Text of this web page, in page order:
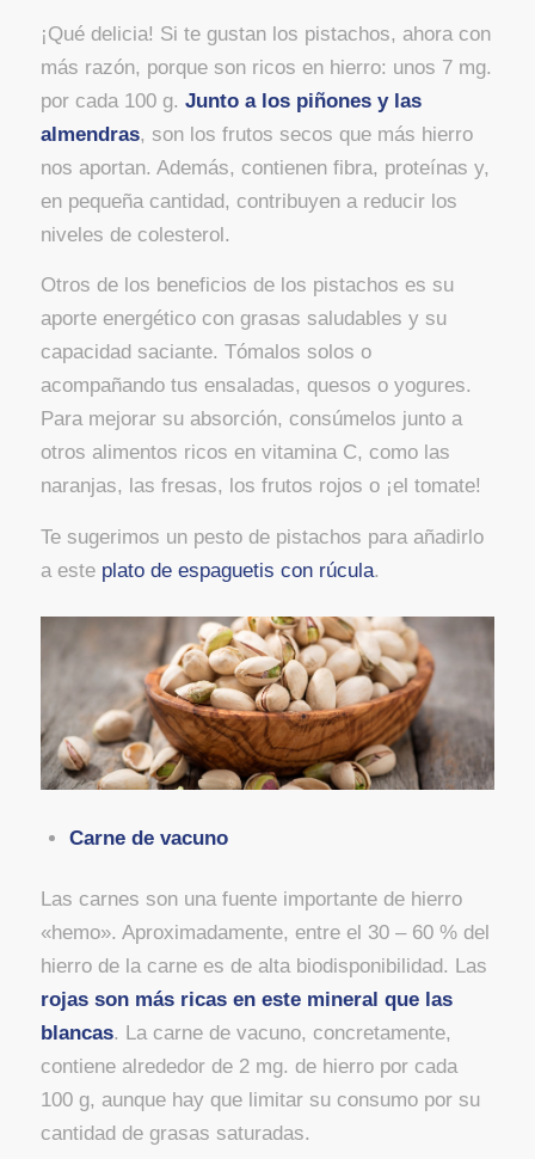
¡Qué delicia! Si te gustan los pistachos, ahora con
más razón, porque son ricos en hierro: unos 7 mg.
por cada 100 g. Junto a los piñones y las
almendras, son los frutos secos que más hierro
nos aportan. Además, contienen fibra, proteínas y,
en pequeña cantidad, contribuyen a reducir los
niveles de colesterol.
Otros de los beneficios de los pistachos es su
aporte energético con grasas saludables y su
capacidad saciante. Tómalos solos o
acompañando tus ensaladas, quesos o yogures.
Para mejorar su absorción, consúmelos junto a
otros alimentos ricos en vitamina C, como las
naranjas, las fresas, los frutos rojos o ¡el tomate!
Te sugerimos un pesto de pistachos para añadirlo
a este plato de espaguetis con rúcula.
Carne de vacuno
Las carnes son una fuente importante de hierro
«hemo». Aproximadamente, entre el 30 – 60 % del
hierro de la carne es de alta biodisponibilidad. Las
rojas son más ricas en este mineral que las
blancas. La carne de vacuno, concretamente,
contiene alrededor de 2 mg. de hierro por cada
100 g, aunque hay que limitar su consumo por su
cantidad de grasas saturadas.